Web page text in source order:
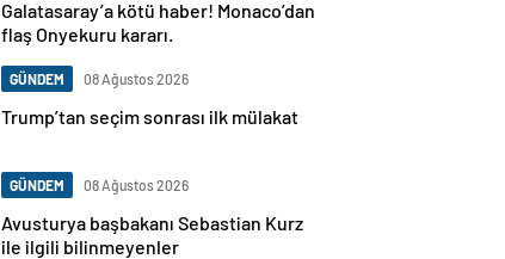
Galatasaray’a kötü haber! Monaco’dan
flaş Onyekuru kararı.
GÜNDEM 08 Ağustos 2026
Trump’tan seçim sonrası ilk mülakat
GÜNDEM 08 Ağustos 2026
Avusturya başbakanı Sebastian Kurz
ile ilgili bilinmeyenler